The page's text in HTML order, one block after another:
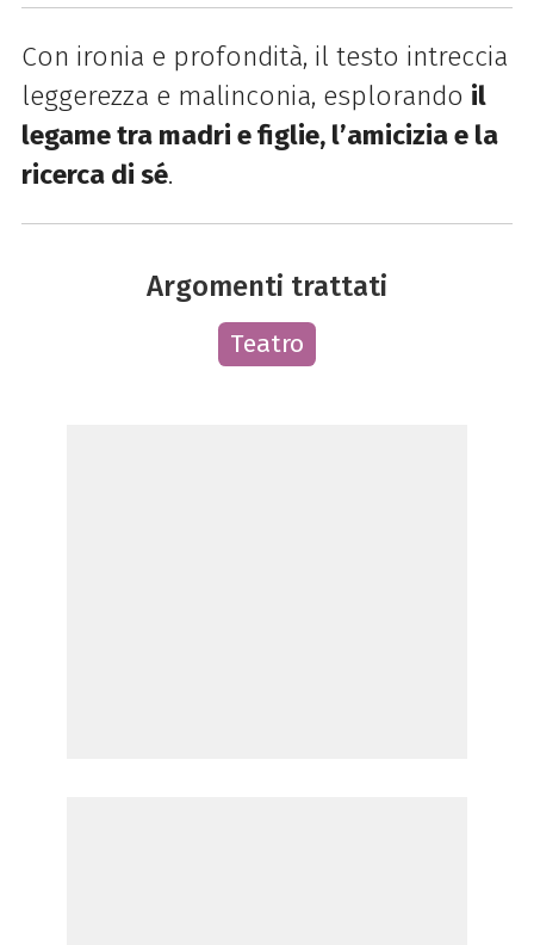
Con ironia e profondità, il testo intreccia
leggerezza e malinconia, esplorando il
legame tra madri e figlie, l’amicizia e la
ricerca di sé.
Argomenti trattati
Teatro